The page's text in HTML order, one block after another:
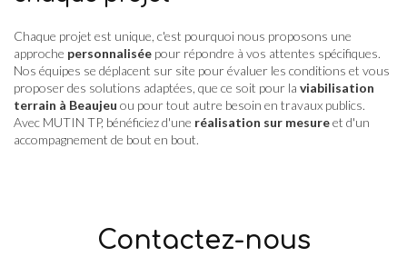
Chaque projet est unique, c'est pourquoi nous proposons une
approche personnalisée pour répondre à vos attentes spécifiques.
Nos équipes se déplacent sur site pour évaluer les conditions et vous
proposer des solutions adaptées, que ce soit pour la viabilisation
terrain à Beaujeu ou pour tout autre besoin en travaux publics.
Avec MUTIN TP, bénéficiez d'une réalisation sur mesureet d'un
accompagnement de bout en bout.
Contactez-nous